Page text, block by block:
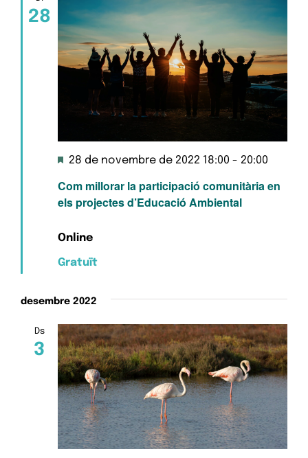
28
Com millorar la participació comunitària en
els projectes d’Educació Ambiental
Destacats
28 de novembre de 2022 18:00 - 20:00
Online
Gratuït
desembre 2022
Ds
3